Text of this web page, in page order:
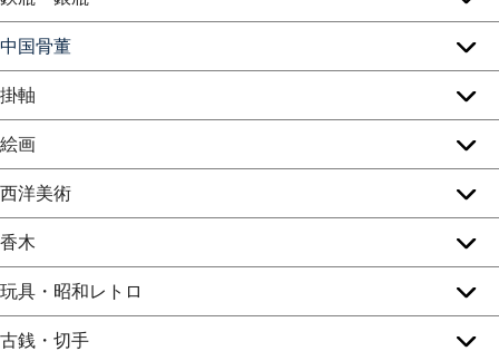
中国骨董
掛軸
絵画
西洋美術
香木
玩具・昭和レトロ
古銭・切手